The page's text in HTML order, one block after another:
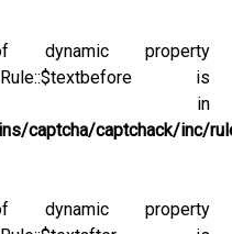
property
is
in
captcha/captchack/inc/
property